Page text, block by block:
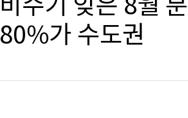
80%가 수도권